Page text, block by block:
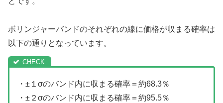
ボリンジャーバンドのそれぞれの線に価格が収まる確率は
以下の通りとなっています。
・±１σのバンド内に収まる確率＝約68.3％
・±２σのバンド内に収まる確率＝約95.5％